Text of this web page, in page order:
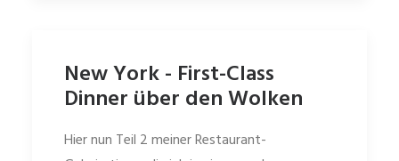
New York - First-Class
Dinner über den Wolken
Hier nun Teil 2 meiner Restaurant-